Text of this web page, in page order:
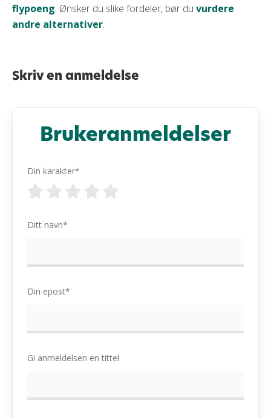
flypoeng. Ønsker du slike fordeler, bør du vurdere
andre alternativer.
Skriv en anmeldelse
Brukeranmeldelser
Din karakter*
Ditt navn*
Din epost*
Gi anmeldelsen en tittel